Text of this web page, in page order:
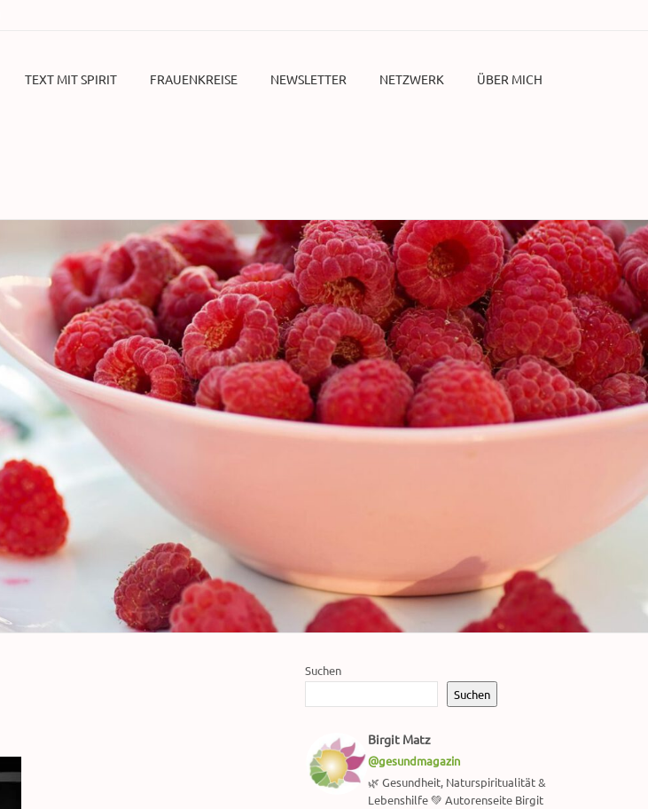
TEXT MIT SPIRIT FRAUENKREISE NEWSLETTER NETZWERK ÜBER MICH
Suchen
Suchen
Birgit Matz
@gesundmagazin
🌿 Gesundheit, Naturspiritualität &
Lebenshilfe 💚 Autorenseite Birgit